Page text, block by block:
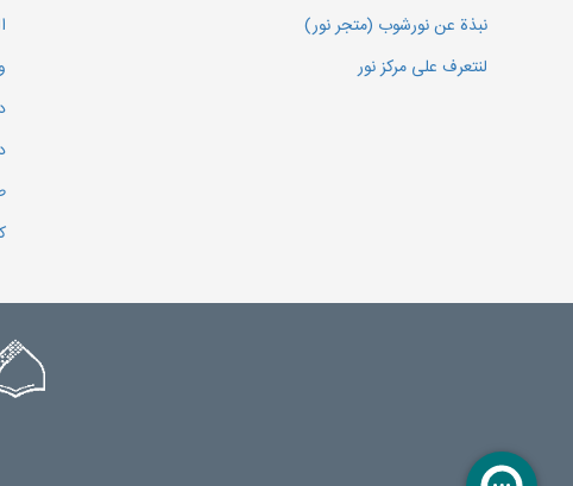
نبذة عن نورشوب (متجر نور)
لنتعرف على مركز نور